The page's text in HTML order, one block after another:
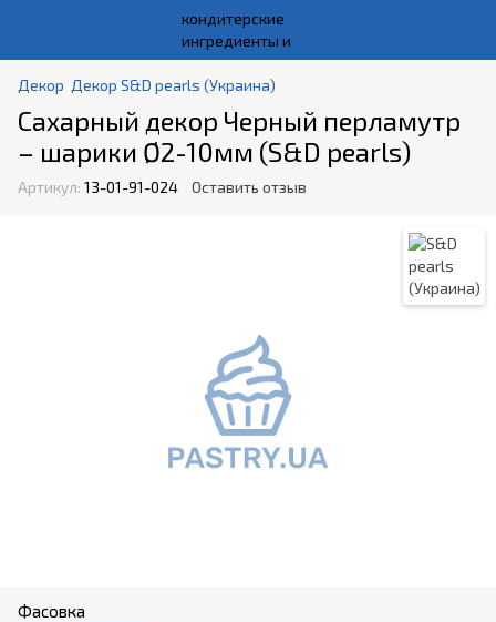
Декор Декор S&D pearls (Украина)
Сахарный декор Черный перламутр
– шарики Ø2-10мм (S&D pearls)
Артикул: 13-01-91-024 Оставить отзыв
Фасовка